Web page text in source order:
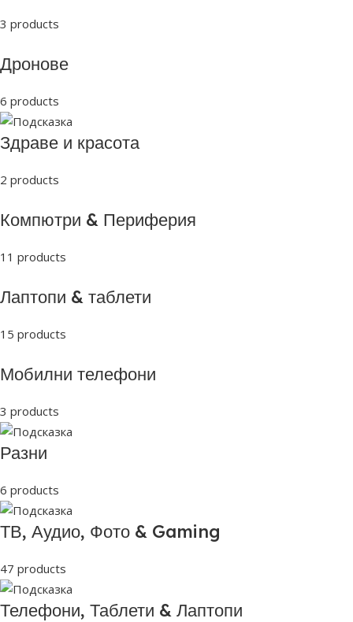
3 products
Дронове
6 products
Здраве и красота
2 products
Компютри & Периферия
11 products
Лаптопи & таблети
15 products
Мобилни телефони
3 products
Разни
6 products
ТВ, Аудио, Фото & Gaming
47 products
Телефони, Таблети & Лаптопи